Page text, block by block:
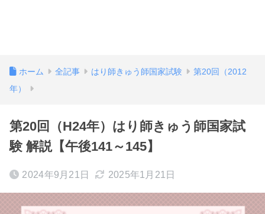
ホーム 全記事 はり師きゅう師国家試験
第20回（2012
年）
第20回（H24年）はり師きゅう師国家試
験 解説【午後141～145】
2024年9月21日 2025年1月21日